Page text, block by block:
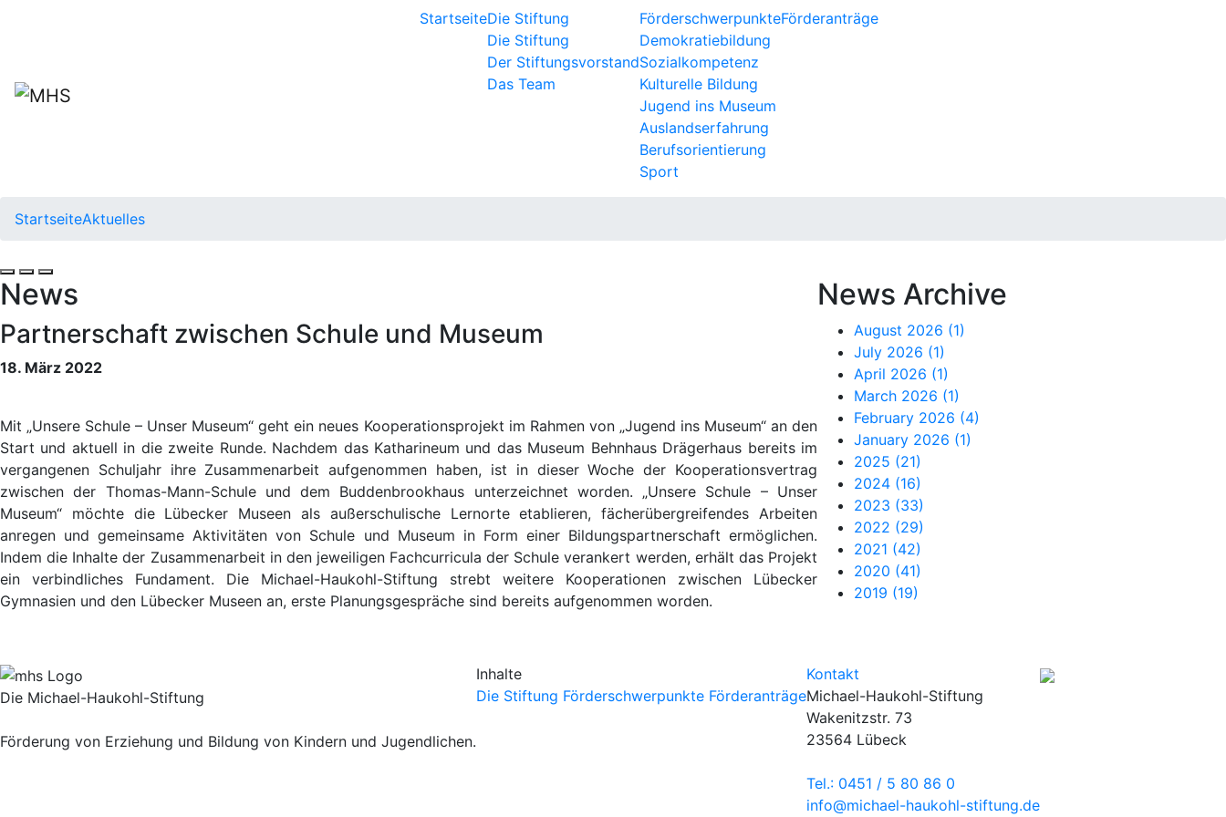
StartseiteDie Stiftung
Die Stiftung
Der Stiftungsvorstand
Das Team
Förderschwerpunkte
Demokratiebildung
Sozialkompetenz
Kulturelle Bildung
Jugend ins Museum
Auslandserfahrung
Berufsorientierung
Sport
Förderanträge
StartseiteAktuelles
News
Partnerschaft zwischen Schule und Museum
18. März 2022
Mit „Unsere Schule – Unser Museum“ geht ein neues Kooperationsprojekt im Rahmen von „Jugend ins Museum“ an den
Start und aktuell in die zweite Runde. Nachdem das Katharineum und das Museum Behnhaus Drägerhaus bereits im
vergangenen Schuljahr ihre Zusammenarbeit aufgenommen haben, ist in dieser Woche der Kooperationsvertrag
zwischen der Thomas-Mann-Schule und dem Buddenbrookhaus unterzeichnet worden. „Unsere Schule – Unser
Museum“ möchte die Lübecker Museen als außerschulische Lernorte etablieren, fächerübergreifendes Arbeiten
anregen und gemeinsame Aktivitäten von Schule und Museum in Form einer Bildungspartnerschaft ermöglichen.
Indem die Inhalte der Zusammenarbeit in den jeweiligen Fachcurricula der Schule verankert werden, erhält das Projekt
ein verbindliches Fundament. Die Michael-Haukohl-Stiftung strebt weitere Kooperationen zwischen Lübecker
Gymnasien und den Lübecker Museen an, erste Planungsgespräche sind bereits aufgenommen worden.
News Archive
August 2026 (1)
July 2026 (1)
April 2026 (1)
March 2026 (1)
February 2026 (4)
January 2026 (1)
2025 (21)
2024 (16)
2023 (33)
2022 (29)
2021 (42)
2020 (41)
2019 (19)
Die Michael-Haukohl-Stiftung
Förderung von Erziehung und Bildung von Kindern und Jugendlichen.
Inhalte
Die Stiftung Förderschwerpunkte Förderanträge
Kontakt
Michael-Haukohl-Stiftung
Wakenitzstr. 73
23564 Lübeck
Tel.: 0451 / 5 80 86 0
info@michael-haukohl-stiftung.de